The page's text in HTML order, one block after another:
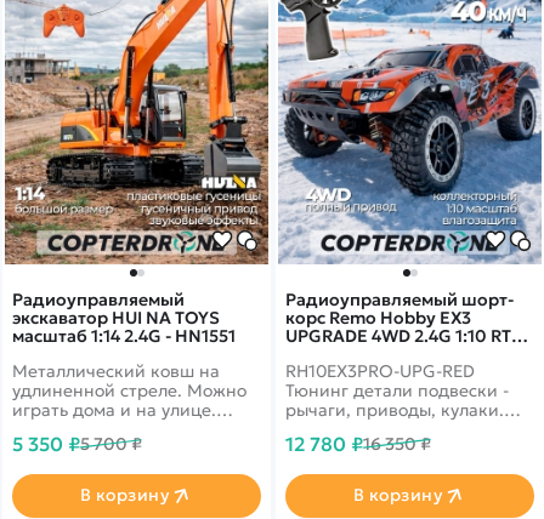
Радиоуправляемый шорт-
корс Remo Hobby EX3
UPGRADE 4WD 2.4G 1:10 RTR
RH10EX3PRO-UPG-RED
Тюнинг детали подвески -
рычаги, приводы, кулаки.
подвеска, скорость до 45 км/
12 780 ₽16 350 ₽
В корзину
Радиоуправляемый
экскаватор HUI NA TOYS
масштаб 1:14 2.4G - HN1551
Металлический ковш на
удлиненной стреле. Можно
играть дома и на улице.
50 метров. Игра
реалистичными световыми и
звуковыми эффектами.
5 350 ₽5 700 ₽
В корзину